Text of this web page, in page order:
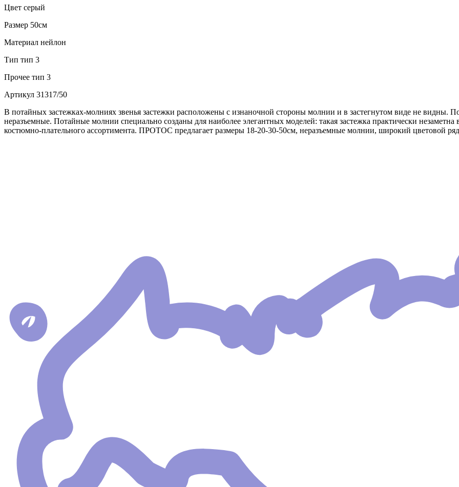
Цвет серый
Размер 50см
Материал нейлон
Тип тип 3
Прочее тип 3
Артикул 31317/50
В потайных застежках-молниях звенья застежки расположены с изнаночной стороны молнии и в застегнутом виде не видны.
неразъемные. Потайные молнии специально созданы для наиболее элегантных моделей: такая застежка практически
костюмно-плательного ассортимента. ПРОТОС предлагает размеры 18-20-30-50см, неразъемные молнии, широкий цветовой